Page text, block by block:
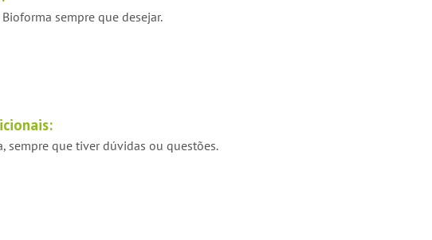
sempre que desejar.
sempre que tiver dúvidas ou questões.